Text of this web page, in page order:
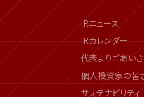
IRニュース
IRカレンダー
代表よりごあい
個人投資家の皆
サステナビリティ